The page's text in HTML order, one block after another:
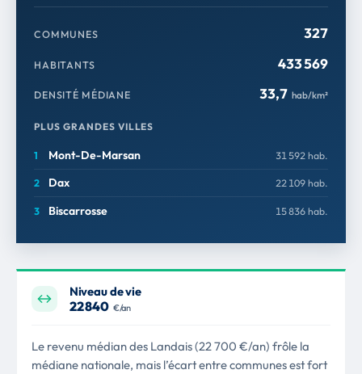
COMMUNES 327
HABITANTS 433 569
DENSITÉ MÉDIANE 33,7 hab/km²
PLUS GRANDES VILLES
Mont-De-Marsan 31 592 hab.
Dax 22 109 hab.
Biscarrosse 15 836 hab.
Niveau de vie
22 840 €/an
Le revenu médian des Landais (22 700 €/an) frôle la
médiane nationale, mais l’écart entre communes est fort